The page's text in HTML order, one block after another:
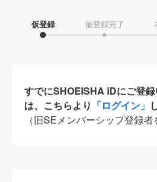
仮登録 仮登録完了
すでにSHOEISHA iDにご登
は、こちらより 「ログイン」
（旧SEメンバーシップ登録者